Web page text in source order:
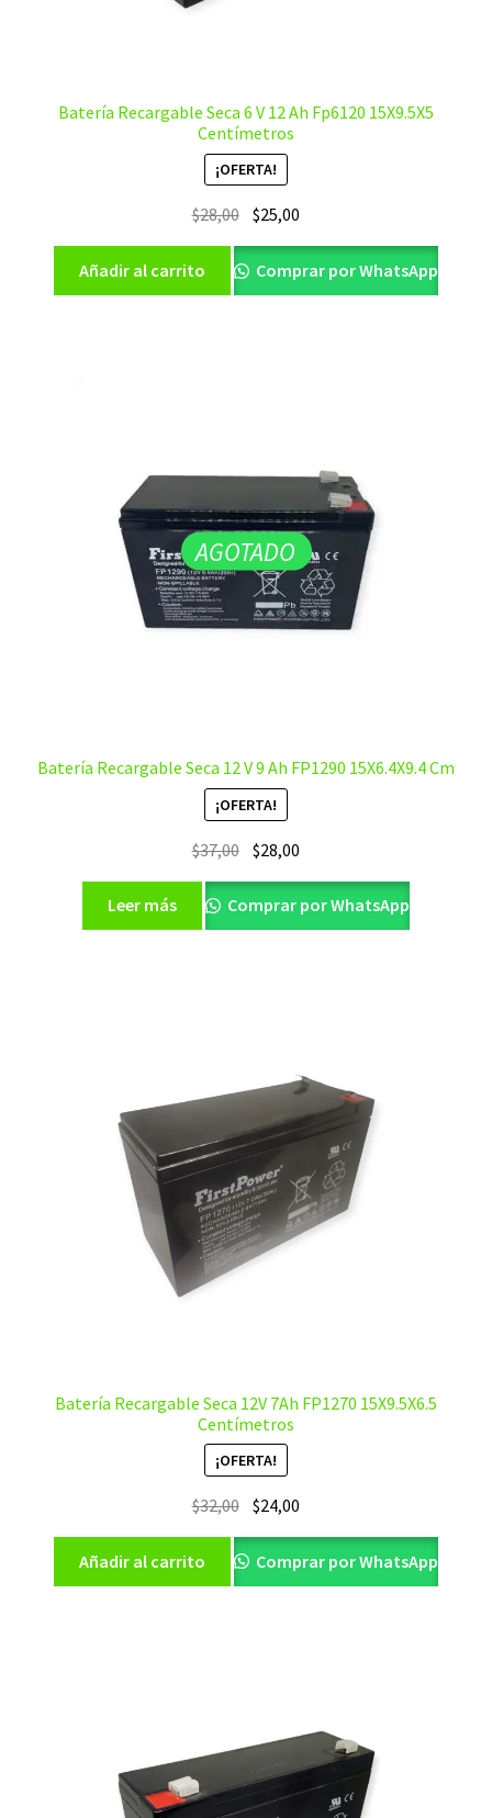
Batería Recargable Seca 6 V 12 Ah Fp6120 15X9.5X5
Centímetros
¡OFERTA!
$28,00 El
precio
original
era:
$25,00
precio
actual
es:
Añadir al carrito Comprar por WhatsApp
AGOTADO
Batería Recargable Seca 12 V 9 Ah FP1290 15X6.4X9.4 Cm
¡OFERTA!
$37,00 El
original
era:
$28,00
actual
es:
Leer más Comprar por WhatsApp
Batería Recargable Seca 12V 7Ah FP1270 15X9.5X6.5
Centímetros
¡OFERTA!
$32,00 El
precio
original
era:
$24,00
precio
actual
es:
Añadir al carrito Comprar por WhatsApp